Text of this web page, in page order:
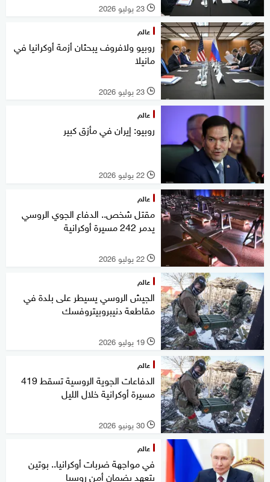
l 23 يوليو 2026
عالم
روبيو ولافروف يبحثان أزمة أوكرانيا في
مانيلا
l 23 يوليو 2026
عالم
روبيو: إيران في مأزق كبير
l 22 يوليو 2026
عالم
مقتل شخص.. الدفاع الجوي الروسي
يدمر 242 مسيرة أوكرانية
l 22 يوليو 2026
عالم
الجيش الروسي يسيطر على بلدة في
مقاطعة دنيبروبيتروفسك
l 19 يوليو 2026
عالم
الدفاعات الجوية الروسية تسقط 419
مسيرة أوكرانية خلال الليل
l 30 يونيو 2026
عالم
في مواجهة ضربات أوكرانيا.. بوتين
يتعهد بضمان أمن روسيا